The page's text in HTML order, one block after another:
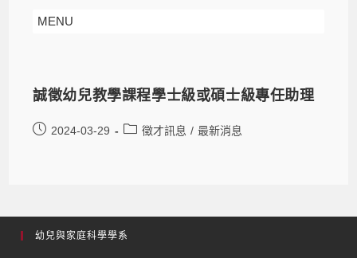
MENU
誠徵幼兒教學課程學士級或碩士級專任助理
2024-03-29 徵才訊息 / 最新消息
幼兒與家庭科學學系